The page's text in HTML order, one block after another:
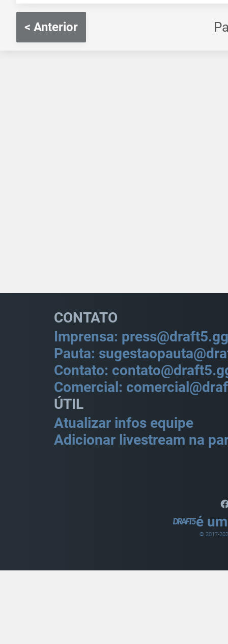
< Anterior
CONTATO
Imprensa: press@draft5.gg
Pauta:
Contato:
Comercial:
ÚTIL
Atualizar infos equipe
Adicionar livestream na
é
© 2017-